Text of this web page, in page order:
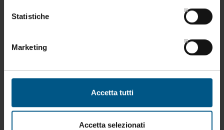
Statistiche
Marketing
Accetta tutti
Accetta selezionati
TRA.15.01 - Tramoggia